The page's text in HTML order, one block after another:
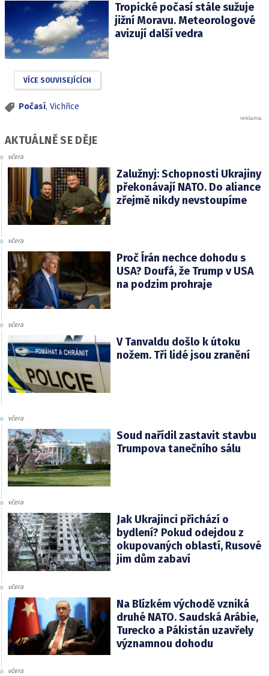
Tropické počasí stále sužuje
jižní Moravu. Meteorologové
avizují další vedra
VÍCE SOUVISEJÍCÍCH
Počasí, Vichřice
AKTUÁLNĚ SE DĚJE
včera
Zalužnyj: Schopnosti Ukrajiny
překonávají NATO. Do aliance
zřejmě nikdy nevstoupíme
včera
Proč Írán nechce dohodu s
USA? Doufá, že Trump v USA
na podzim prohraje
včera
V Tanvaldu došlo k útoku
nožem. Tři lidé jsou zranění
včera
Soud nařídil zastavit stavbu
Trumpova tanečního sálu
včera
Jak Ukrajinci přichází o
bydlení? Pokud odejdou z
okupovaných oblastí, Rusové
jim dům zabaví
včera
Na Blízkém východě vzniká
druhé NATO. Saudská Arábie,
Turecko a Pákistán uzavřely
významnou dohodu
včera